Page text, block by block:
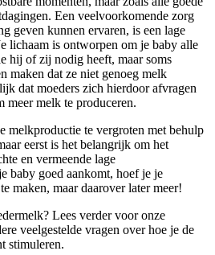
Een veelvoorkomende zorg
geven kunnen ervaren, is een lage
lichaam is ontworpen om je baby alle
hij of zij nodig heeft, maar soms
maken dat ze niet genoeg melk
dat moeders zich hierdoor afvragen
meer melk te produceren.
melkproductie te vergroten met behulp
eerst is het belangrijk om het
en vermeende lage
baby goed aankomt, hoef je je
maken, maar daarover later meer!
Lees verder voor onze
veelgestelde vragen over hoe je de
stimuleren.